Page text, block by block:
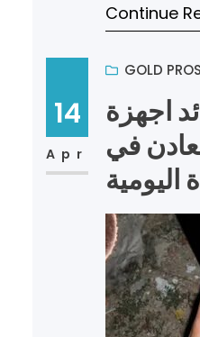
Continue
14
Apr
GOLD
اجهزة
في
اليومية